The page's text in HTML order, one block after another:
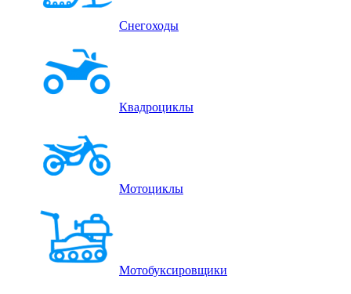
Снегоходы
Квадроциклы
Мотоциклы
Мотобуксировщики